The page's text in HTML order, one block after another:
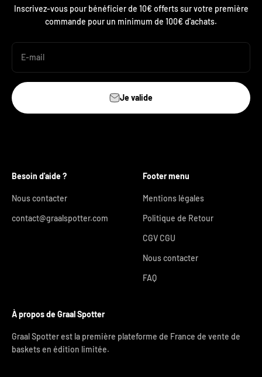
Inscrivez-vous pour bénéficier de 10€ offerts sur votre première
commande pour un minimum de 100€ d'achats.
E-mail
Je valide
Besoin d'aide ?
Nous contacter
contact@graalspotter.com
À propos de Graal Spotter
Graal Spotter est la première plateforme de France de vente de
baskets en édition limitée.
Footer menu
Mentions légales
Politique de Retour
CGV CGU
Nous contacter
FAQ